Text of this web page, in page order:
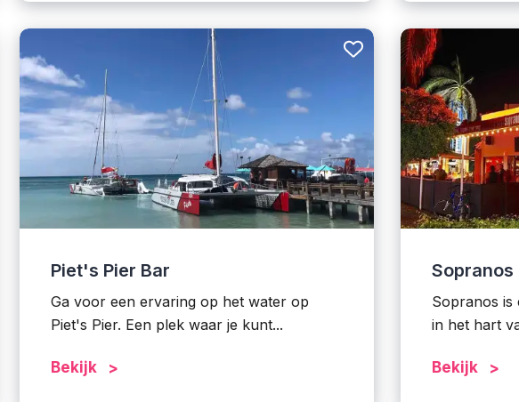
Piet's Pier Bar
Ga voor een ervaring op het water op
Piet's Pier. Een plek waar je kunt...
Bekijk
Sopranos
Sopranos is
in het hart
Bekijk